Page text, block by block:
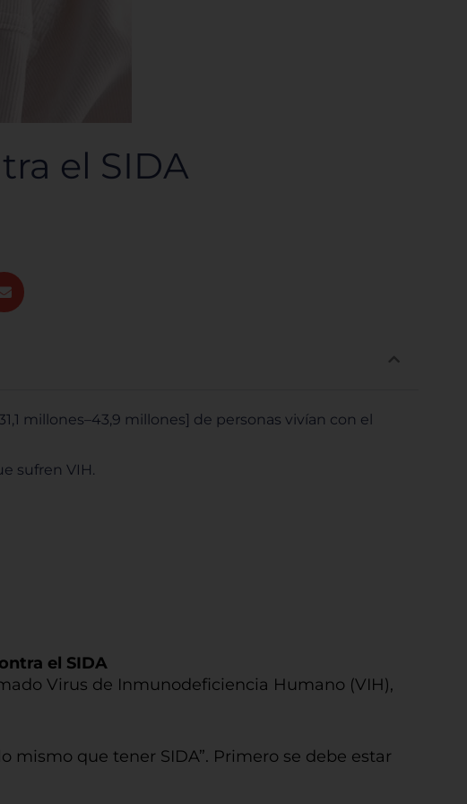
el SIDA
millones–43,9 millones] de personas vivían con el
sufren VIH.
el SIDA
Virus de Inmunodeficiencia Humano (VIH),
mismo que tener SIDA”. Primero se debe estar